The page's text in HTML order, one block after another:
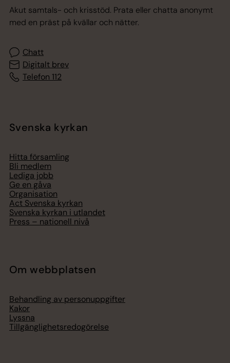
Akut samtals- och krisstöd. Prata eller chatta anonymt
med en präst på kvällar och nätter.
Chatt
Digitalt brev
Telefon 112
Svenska kyrkan
Hitta församling
Bli medlem
Lediga jobb
Ge en gåva
Organisation
Act Svenska kyrkan
Svenska kyrkan i utlandet
Press – nationell nivå
Om webbplatsen
Behandling av personuppgifter
Kakor
Lyssna
Tillgänglighetsredogörelse